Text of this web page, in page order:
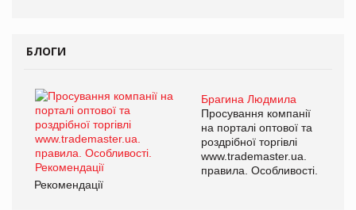
БЛОГИ
Брагина Людмила
Просування компанії
на порталі оптової та
роздрібної торгівлі
www.trademaster.ua.
правила. Особливості.
Рекомендації